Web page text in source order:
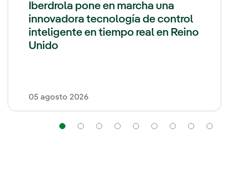
Iberdrola pone en marcha una
innovadora tecnología de control
inteligente en tiempo real en Reino
Unido
05 agosto 2026
NavegaciónNavegaciónNavegaciónNavegaciónNavegaciónNavegación